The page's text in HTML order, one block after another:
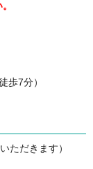
歩7分）
ただきます）